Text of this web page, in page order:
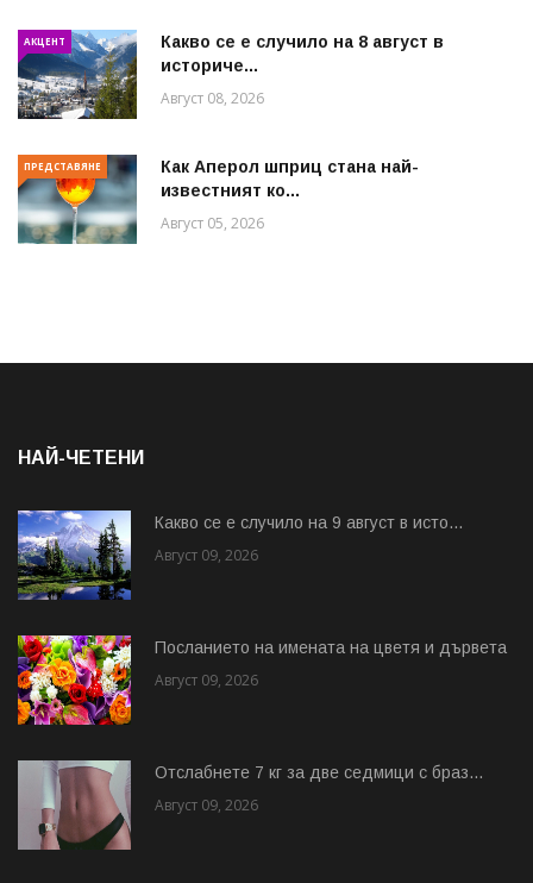
АКЦЕНТ
Какво се е случило на 8 август в
историче...
Август 08, 2026
ПРЕДСТАВЯНЕ
Как Аперол шприц стана най-
известният ко...
Август 05, 2026
НАЙ-ЧЕТЕНИ
Какво се е случило на 9 август в исто...
Август 09, 2026
Посланието на имената на цветя и дървета
Август 09, 2026
Отслабнете 7 кг за две седмици с браз...
Август 09, 2026